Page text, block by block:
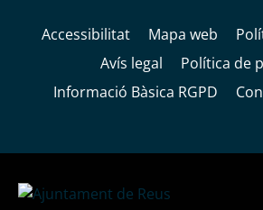
Accessibilitat Mapa web
Avís legal
Política de
Informació Bàsica RGPD